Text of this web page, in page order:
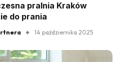
pralnia Kraków
do prania
14 października 2025